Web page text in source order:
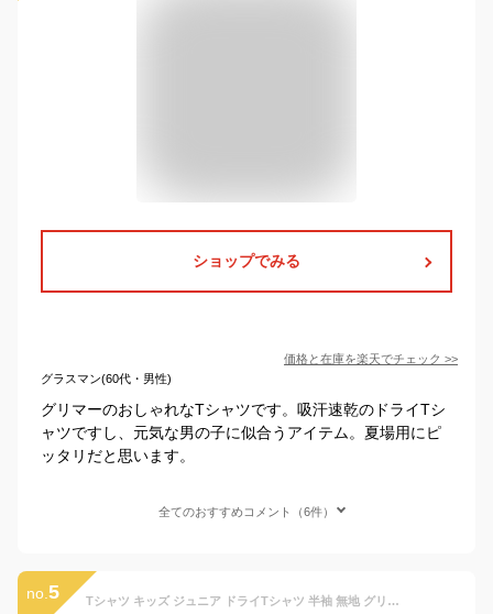
ショップでみる
価格と在庫を楽天でチェック >>
グラスマン(60代・男性)
グリマーのおしゃれなTシャツです。吸汗速乾のドライTシ
ャツですし、元気な男の子に似合うアイテム。夏場用にピ
ッタリだと思います。
全てのおすすめコメント（6件）
no. 5 Tシャツ キッズ ジュニア ドライTシャツ 半袖 無地 グリマー(glimmer) 白 黒 体操着 00300-ACT 300act 4.4オンス